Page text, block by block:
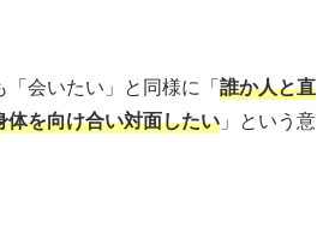
会いたい」と同様に「誰か人と直
を向け合い対面したい 」という意